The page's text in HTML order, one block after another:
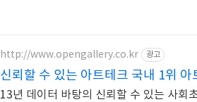
http://www.opengallery.co.kr 광고
신뢰할 수 있는 아트테크 국내 1위 아
13년 데이터 바탕의 신뢰할 수 있는 사회